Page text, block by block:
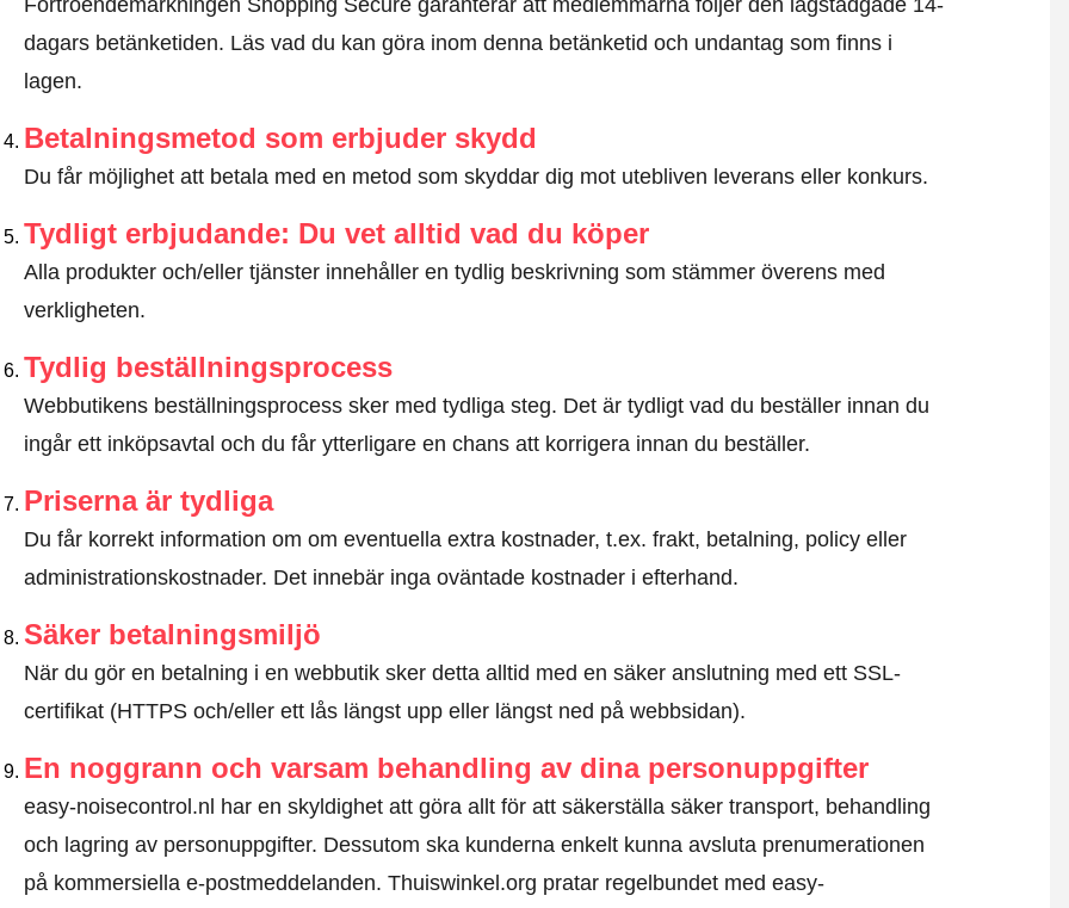
Förtroendemärkningen Shopping Secure garanterar att medlemmarna följer den lagstadgade 14-
dagars betänketiden. Läs vad du kan göra inom denna betänketid och undantag som finns i
lagen.
Betalningsmetod som erbjuder skydd
Du får möjlighet att betala med en metod som skyddar dig mot utebliven leverans eller konkurs.
Tydligt erbjudande: Du vet alltid vad du köper
Alla produkter och/eller tjänster innehåller en tydlig beskrivning som stämmer överens med
verkligheten.
Tydlig beställningsprocess
Webbutikens beställningsprocess sker med tydliga steg. Det är tydligt vad du beställer innan du
ingår ett inköpsavtal och du får ytterligare en chans att korrigera innan du beställer.
Priserna är tydliga
Du får korrekt information om om eventuella extra kostnader, t.ex. frakt, betalning, policy eller
administrationskostnader. Det innebär inga oväntade kostnader i efterhand.
Säker betalningsmiljö
När du gör en betalning i en webbutik sker detta alltid med en säker anslutning med ett SSL-
certifikat (HTTPS och/eller ett lås längst upp eller längst ned på webbsidan).
En noggrann och varsam behandling av dina personuppgifter
easy-noisecontrol.nl har en skyldighet att göra allt för att säkerställa säker transport, behandling
och lagring av personuppgifter. Dessutom ska kunderna enkelt kunna avsluta prenumerationen
på kommersiella e-postmeddelanden. Thuiswinkel.org pratar regelbundet med easy-